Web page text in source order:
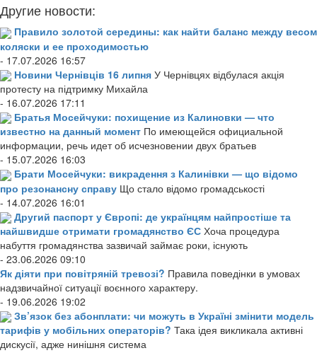
Другие новости:
Правило золотой середины: как найти баланс между весом
коляски и ее проходимостью
- 17.07.2026 16:57
Новини Чернівців 16 липня У Чернівцях відбулася акція
протесту на підтримку Михайла
- 16.07.2026 17:11
Братья Мосейчуки: похищение из Калиновки — что
известно на данный момент По имеющейся официальной
информации, речь идет об исчезновении двух братьев
- 15.07.2026 16:03
Брати Мосейчуки: викрадення з Калинівки — що відомо
про резонансну справу Що стало відомо громадськості
- 14.07.2026 16:01
Другий паспорт у Європі: де українцям найпростіше та
найшвидше отримати громадянство ЄС Хоча процедура
набуття громадянства зазвичай займає роки, існують
- 23.06.2026 09:10
Як діяти при повітряній тревозі? Правила поведінки в умовах
надзвичайної ситуації воєнного характеру.
- 19.06.2026 19:02
Зв’язок без абонплати: чи можуть в Україні змінити модель
тарифів у мобільних операторів? Така ідея викликала активні
дискусії, адже нинішня система